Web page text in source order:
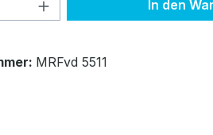
In den
MRFvd 5511